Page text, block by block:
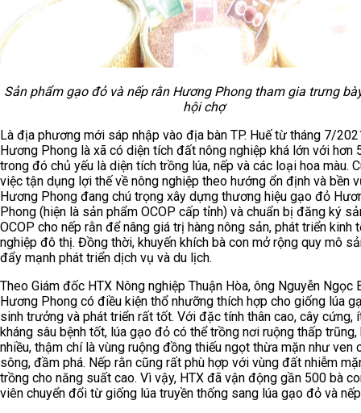
Sản phẩm gạo đỏ và nếp rằn Hương Phong tham gia trưng
hội chợ
Là địa phương mới sáp nhập vào địa bàn TP. Huế từ tháng 7/
Hương Phong là xã có diện tích đất nông nghiệp khá lớn với hơn
trong đó chủ yếu là diện tích trồng lúa, nếp và các loại hoa màu.
việc tận dụng lợi thế về nông nghiệp theo hướng ổn định và bền
Hương Phong đang chú trọng xây dựng thương hiệu gạo đỏ
Phong (hiện là sản phẩm OCOP cấp tỉnh) và chuẩn bị đăng ký
OCOP cho nếp rằn để nâng giá trị hàng nông sản, phát triển kinh
nghiệp đô thị. Đồng thời, khuyến khích bà con mở rộng quy mô
đẩy mạnh phát triển dịch vụ và du lịch.
Theo Giám đốc HTX Nông nghiệp Thuận Hòa, ông Nguyễn Ngọc
Hương Phong có điều kiện thổ nhưỡng thích hợp cho giống lúa
sinh trưởng và phát triển rất tốt. Với đặc tính thân cao, cây cứng,
kháng sâu bệnh tốt, lúa gạo đỏ có thể trồng nơi ruộng thấp trũng,
nhiều, thậm chí là vùng ruộng đồng thiếu ngọt thừa mặn như ven
sông, đầm phá. Nếp rằn cũng rất phù hợp với vùng đất nhiễm
trồng cho năng suất cao. Vì vậy, HTX đã vận động gần 500 bà
viên chuyển đổi từ giống lúa truyền thống sang lúa gạo đỏ và